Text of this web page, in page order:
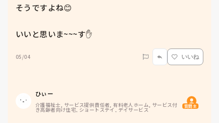
そうですよね😊
いいと思いま~~~す✋
05/04 いいね
ひぃー
介護福祉士, サービス提供責任者, 有料老人ホーム, サービス付
き高齢者向け住宅, ショートステイ, デイサービス 質問主